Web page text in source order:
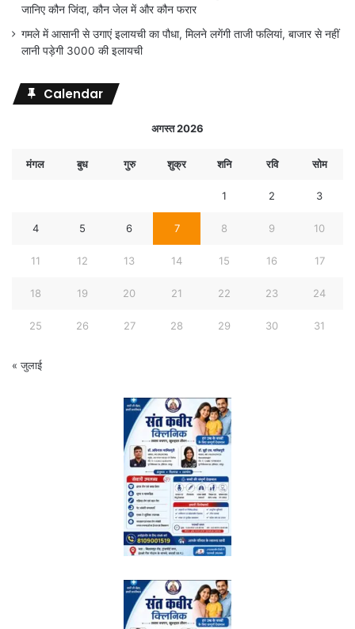
जानिए कौन जिंदा, कौन जेल में और कौन फरार
गमले में आसानी से उगाएं इलायची का पौधा, मिलने लगेंगी ताजी फलियां, बाजार से नहीं
लानी पड़ेगी 3000 की इलायची
Calendar
अगस्त 2026
मंगल बुध गुरु शुक्र शनि रवि सोम
1 2 3
4 5 6 7 8 9 10
11 12 13 14 15 16 17
18 19 20 21 22 23 24
25 26 27 28 29 30 31
« जुलाई